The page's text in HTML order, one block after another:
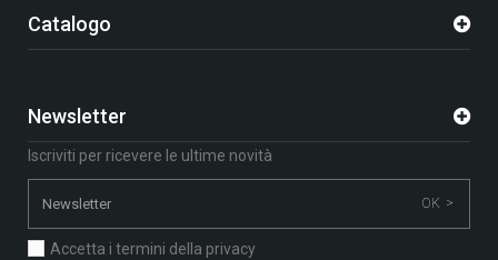
Catalogo
Newsletter
Iscriviti per ricevere le ultime novità
OK >
Accetta i termini della privacy